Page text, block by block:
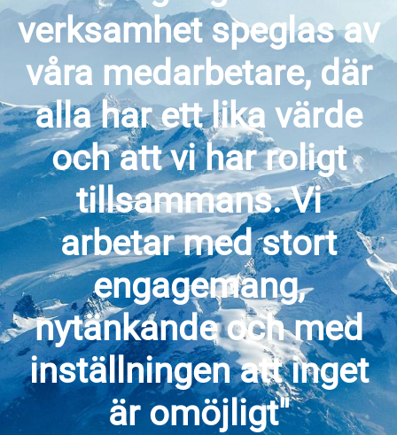
verksamhet speglas av
våra medarbetare, där
alla har ett lika värde
och att vi har roligt
tillsammans. Vi
arbetar med stort
engagemang,
nytänkande och med
inställningen att inget
är omöjligt"